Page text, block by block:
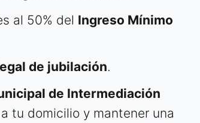
al 50% del Ingreso Mínimo
de jubilación.
de Intermediación
tu domicilio y mantener una